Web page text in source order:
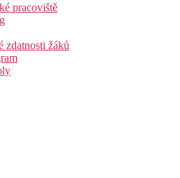
pracoviště
zdatnosti žáků